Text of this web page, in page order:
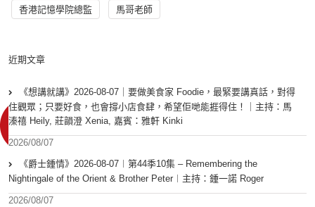
香港記憶學院總監 馬哥老師
近期文章
《想講就講》2026-08-07｜要做美食家 Foodie，最緊要講真話，對得
住觀眾；只要好食，也會撐小店食肆，希望佢哋能捱得住！｜主持：馬
溱禧 Heily, 莊韻澄 Xenia, 嘉賓：雅軒 Kinki
2026/08/07
《爵士鍾情》2026-08-07︱第44季10集 – Remembering the
Nightingale of the Orient & Brother Peter︱主持：鍾一諾 Roger
2026/08/07